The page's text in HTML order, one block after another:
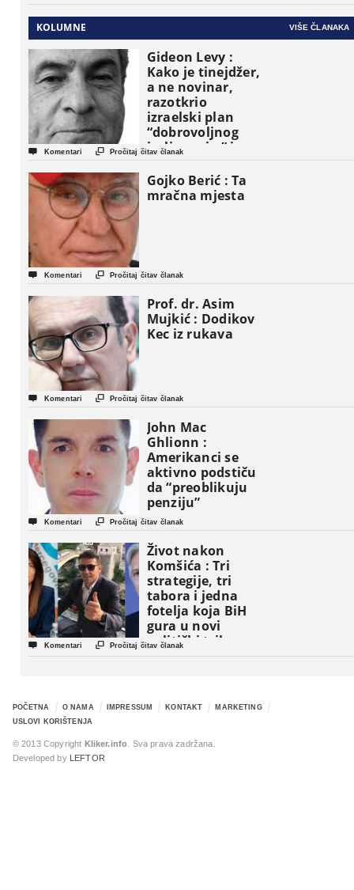
KOLUMNE VIŠE ČLANAKA
Gideon Levy :
Kako je tinejdžer,
a ne novinar,
razotkrio
izraelski plan
“dobrovoljnog
iseljavanja ” iz
Gaze
 Komentari  Pročitaj čitav članak
Gojko Berić : Ta
mračna mjesta
 Komentari  Pročitaj čitav članak
Prof. dr. Asim
Mujkić : Dodikov
Kec iz rukava
 Komentari  Pročitaj čitav članak
John Mac
Ghlionn :
Amerikanci se
aktivno podstiču
da “preoblikuju
penziju”
 Komentari  Pročitaj čitav članak
Život nakon
Komšića : Tri
strategije, tri
tabora i jedna
fotelja koja BiH
gura u novi
politički triler
 Komentari  Pročitaj čitav članak
POČETNA O NAMA IMPRESSUM KONTAKT
MARKETING
USLOVI KORIŠTENJA
© 2013 Copyright Kliker.info . Sva prava zadržana.
Developed by
LEFTOR